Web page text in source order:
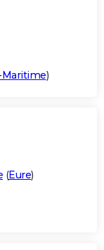
Maritime)
(Eure)